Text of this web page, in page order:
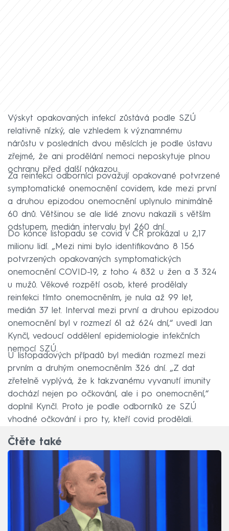
Výskyt opakovaných infekcí zůstává podle SZÚ
relativně nízký, ale vzhledem k významnému
nárůstu v posledních dvou měsících je podle ústavu
zřejmé, že ani prodělání nemoci neposkytuje plnou
ochranu před další nákazou.
Za reinfekci odborníci považují opakované potvrzené
symptomatické onemocnění covidem, kde mezi první
a druhou epizodou onemocnění uplynulo minimálně
60 dnů. Většinou se ale lidé znovu nakazili s větším
odstupem, medián intervalu byl 260 dní.
Do konce listopadu se covid v ČR prokázal u 2,17
milionu lidí. „Mezi nimi bylo identifikováno 8 156
potvrzených opakovaných symptomatických
onemocnění COVID-19, z toho 4 832 u žen a 3 324
u mužů. Věkové rozpětí osob, které prodělaly
reinfekci tímto onemocněním, je nula až 99 let,
medián 37 let. Interval mezi první a druhou epizodou
onemocnění byl v rozmezí 61 až 624 dní,“ uvedl Jan
Kynčl, vedoucí oddělení epidemiologie infekčních
nemocí SZÚ.
U listopadových případů byl medián rozmezí mezi
prvním a druhým onemocněním 326 dní. „Z dat
zřetelně vyplývá, že k takzvanému vyvanutí imunity
dochází nejen po očkování, ale i po onemocnění,“
doplnil Kynčl. Proto je podle odborníků ze SZÚ
vhodné očkování i pro ty, kteří covid prodělali.
Čtěte také